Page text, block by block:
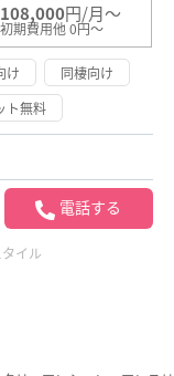
108,000円/月～
初期費用他 0円～
け
同棲向け
ト無料
電話する
イル